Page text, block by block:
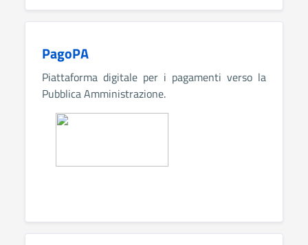
PagoPA
Piattaforma digitale per i pagamenti verso la
Pubblica Amministrazione.